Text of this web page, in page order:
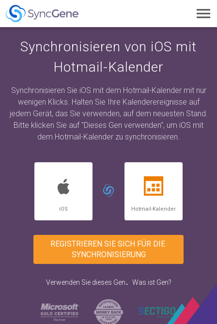
Synchronisieren von iOS mit
Hotmail-Kalender
Synchronisieren Sie iOS mit dem Hotmail-Kalender mit nur
wenigen Klicks. Halten Sie Ihre Kalenderereignisse auf
jedem Gerät, das Sie verwenden, auf dem neuesten Stand.
Bitte klicken Sie auf "Dieses Gen verwenden", um iOS mit
dem Hotmail-Kalender zu synchronisieren.
iOS Hotmail-Kalender
REGISTRIEREN SIE SICH FÜR DIE
SYNCHRONISIERUNG
Verwenden Sie dieses Gen. Was ist Gen?